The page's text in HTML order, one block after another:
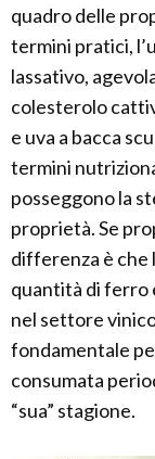
quadro delle
termini pratici,
lassativo,
colesterolo
e uva a bacca
termini
posseggono la
proprietà. Se
differenza è che
quantità di ferro
nel settore
fondamentale
consumata
“sua” stagione.